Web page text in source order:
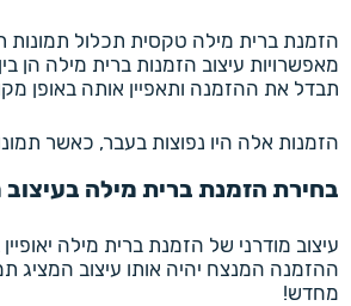
הזמנת ברית מילה טקסית תכלול תמונות
מאפשרויות עיצוב הזמנות ברית מילה הן
תבדל את ההזמנה ותאפיין אותה באופן
הזמנות אלה היו נפוצות בעבר, כאשר
בחירת הזמנת ברית מילה בעיצוב
עיצוב מודרני של הזמנת ברית מילה
ההזמנה המנצח יהיה אותו עיצוב
מחדש!